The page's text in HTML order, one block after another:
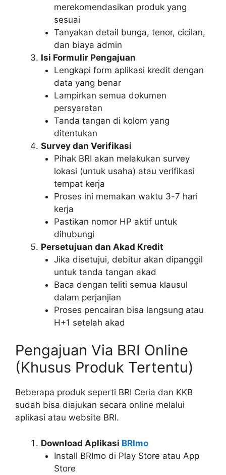
merekomendasikan produk yang
sesuai
Tanyakan detail bunga, tenor, cicilan,
dan biaya admin
Isi Formulir Pengajuan
Lengkapi form aplikasi kredit dengan
data yang benar
Lampirkan semua dokumen
persyaratan
Tanda tangan di kolom yang
ditentukan
Survey dan Verifikasi
Pihak BRI akan melakukan survey
lokasi (untuk usaha) atau verifikasi
tempat kerja
Proses ini memakan waktu 3-7 hari
kerja
Pastikan nomor HP aktif untuk
dihubungi
Persetujuan dan Akad Kredit
Jika disetujui, debitur akan dipanggil
untuk tanda tangan akad
Baca dengan teliti semua klausul
dalam perjanjian
Proses pencairan bisa langsung atau
H+1 setelah akad
Pengajuan Via BRI Online
(Khusus Produk Tertentu)
Beberapa produk seperti BRI Ceria dan KKB
sudah bisa diajukan secara online melalui
aplikasi atau website BRI.
Download Aplikasi BRImo
Install BRImo di Play Store atau App
Store